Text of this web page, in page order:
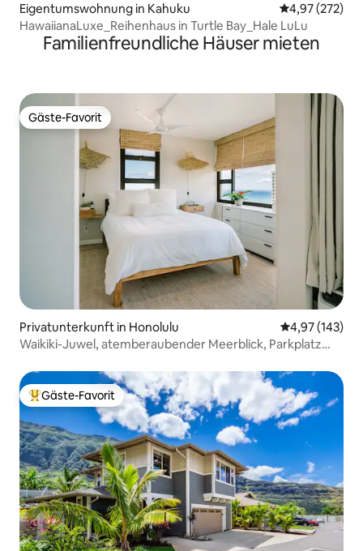
Eigentumswohnung in Kahuku
4,97 (272)
HawaiianaLuxe_Reihenhaus in Turtle Bay_Hale LuLu
Familienfreundliche Häuser mieten
Gäste-Favorit
Gäste-Favorit
Privatunterkunft in Honolulu
4,97 (143)
Waikiki-Juwel, atemberaubender Meerblick, Parkplatz
Beliebter Gäste-Favorit.
Gäste-Favorit